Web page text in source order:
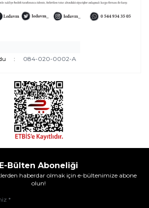
: 084-020-0002-A
E-Bülten Aboneliği
haberdar olmak için e-bültenimize abone
olun!